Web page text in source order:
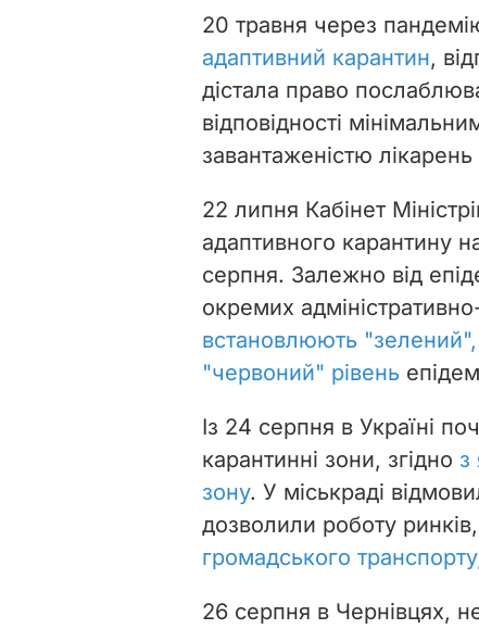
20 травня через
адаптивний карантин,
дістала право
відповідності
завантаженістю лікарень
22 липня Кабінет
адаптивного карантину
серпня. Залежно від
окремих
встановлюють
"червоний" рівень
Із 24 серпня в Україні
карантинні зони, згідно з
зону. У міськраді
дозволили роботу ринків,
громадського
26 серпня в Чернівцях,